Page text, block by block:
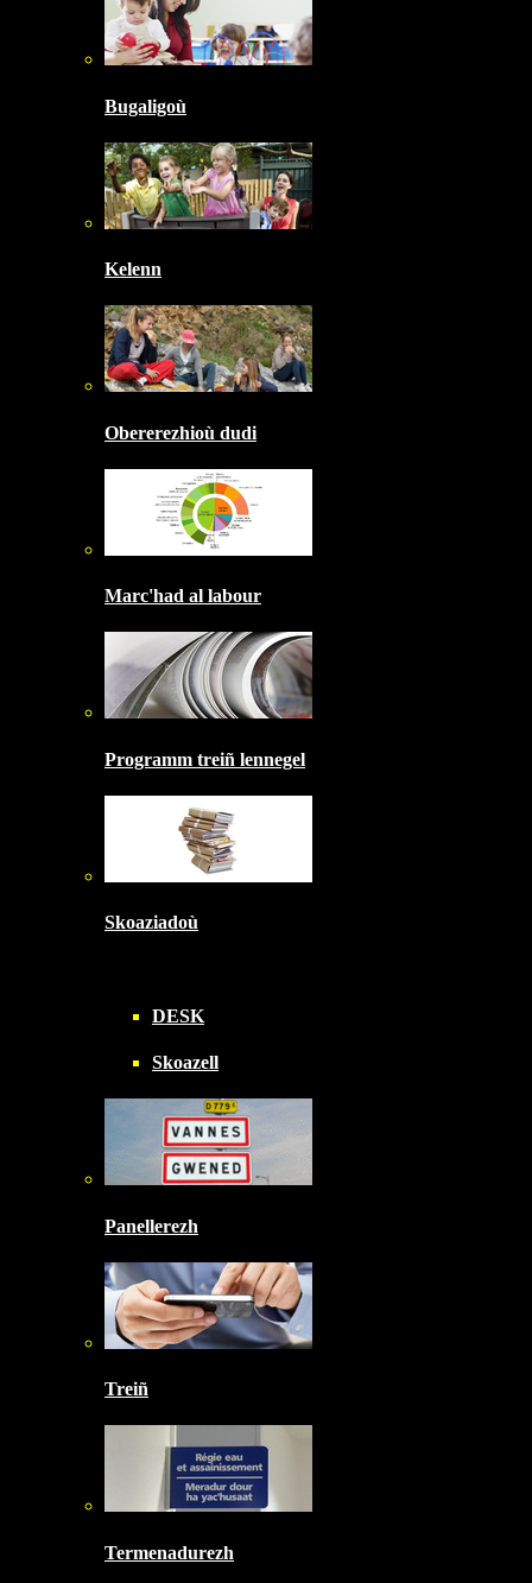
Bugaligoù
Kelenn
Obererezhioù dudi
Marc'had al labour
Programm treiñ lennegel
Skoaziadoù
DESK
Skoazell
Panellerezh
Treiñ
Termenadurezh